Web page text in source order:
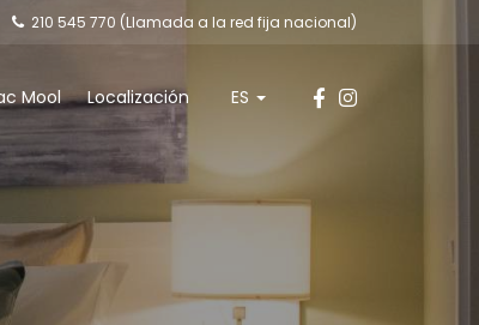
210 545 770 (Llamada a la red fija nacional)
Mool Localización ES